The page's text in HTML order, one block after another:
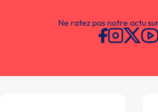
Ne ratez pas notre actu